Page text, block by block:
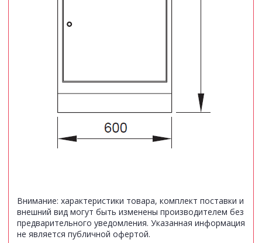
Внимание: характеристики товара, комплект поставки и
внешний вид могут быть изменены производителем без
предварительного уведомления. Указанная информация
не является публичной офертой.